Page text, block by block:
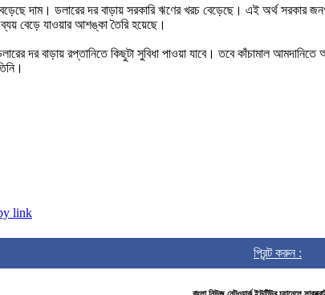
বেড়েছে দাম। ডলারের দর বাড়ায় সরকারি ঋণের খরচ বেড়েছে। এই অর্থ
বেড়ে যাওয়ার আশঙ্কা তৈরি হয়েছে।
দর বাড়ায় রপ্তানিতে কিছুটা সুবিধা পাওয়া যাবে। তবে কাঁচামাল
প্রিন্ট করুন :